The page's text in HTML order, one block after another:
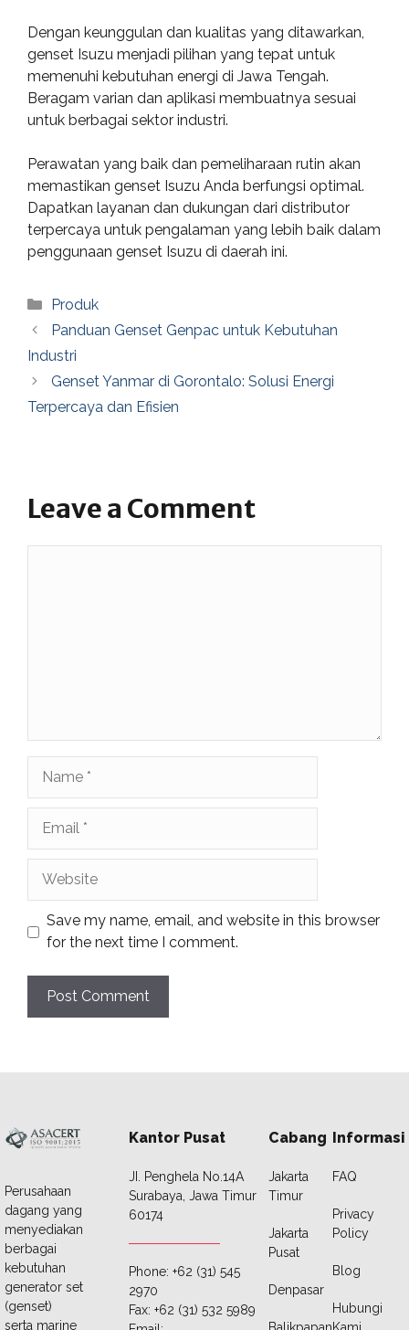
Dengan keunggulan dan kualitas yang ditawarkan,
genset Isuzu menjadi pilihan yang tepat untuk
memenuhi kebutuhan energi di Jawa Tengah.
Beragam varian dan aplikasi membuatnya sesuai
untuk berbagai sektor industri.
Perawatan yang baik dan pemeliharaan rutin akan
memastikan genset Isuzu Anda berfungsi optimal.
Dapatkan layanan dan dukungan dari distributor
terpercaya untuk pengalaman yang lebih baik dalam
penggunaan genset Isuzu di daerah ini.
Categories
Produk
Panduan Genset Genpac untuk Kebutuhan
Industri
Genset Yanmar di Gorontalo: Solusi Energi
Terpercaya dan Efisien
Leave a Comment
Save my name, email, and website in this browser
for the next time I comment.
Perusahaan
dagang yang
menyediakan
berbagai
kebutuhan
generator set
(genset)
serta marine
Kantor Pusat
JI. Penghela No.14A
Surabaya, Jawa Timur
60174
Phone: +62 (31) 545
2970
Fax: +62 (31) 532 5989
Cabang
Jakarta
Timur
Jakarta
Pusat
Denpasar
Informasi
FAQ
Privacy
Policy
Blog
Hubungi